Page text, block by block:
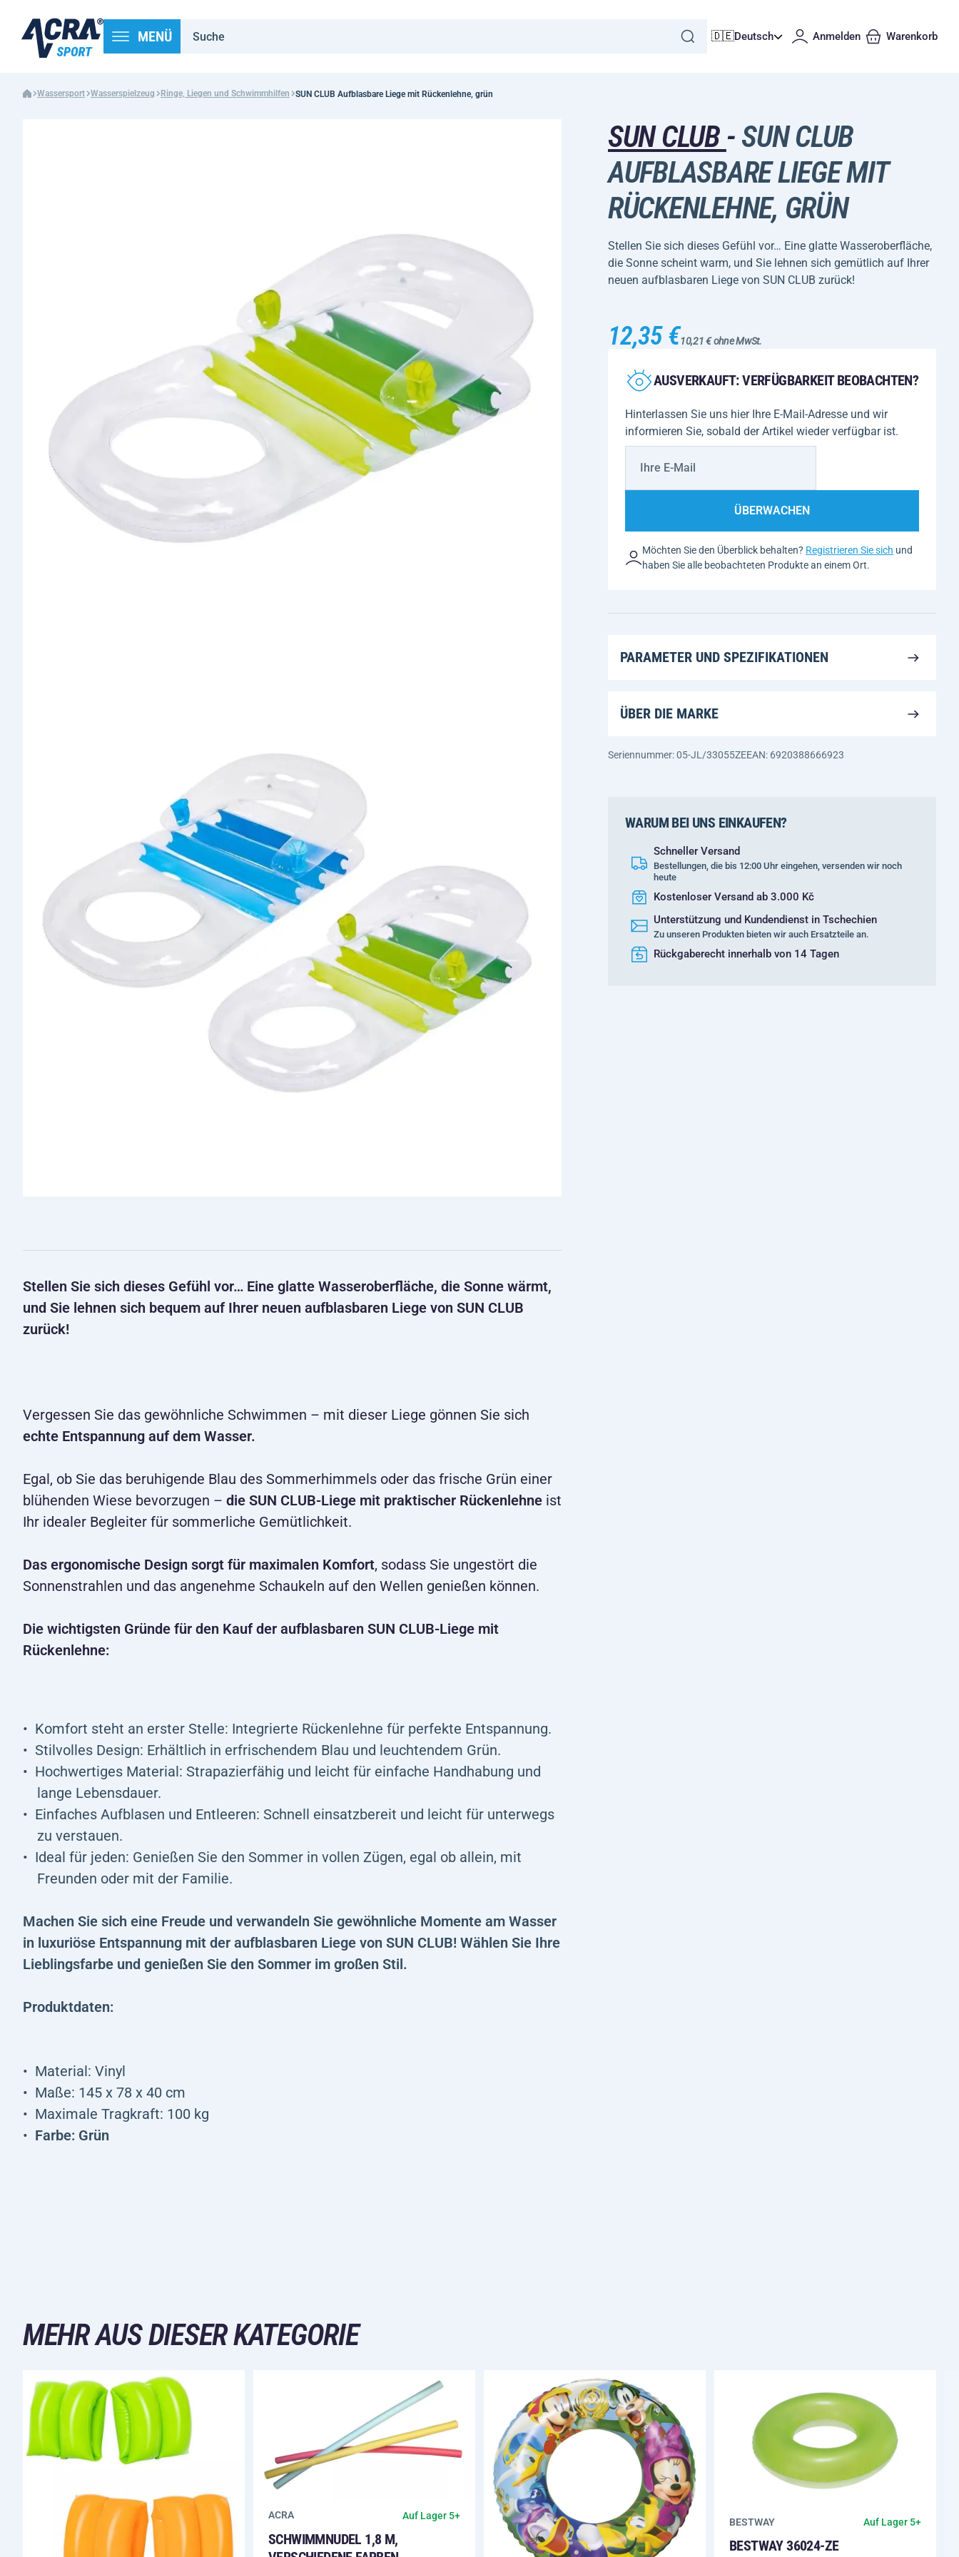
MENÜ 🇩🇪Deutsch Anmelden Warenkorb
Wassersport Wasserspielzeug Ringe, Liegen und Schwimmhilfen SUN CLUB Aufblasbare Liege mit Rückenlehne, grün
SUN CLUB - SUN CLUB
AUFBLASBARE LIEGE MIT
RÜCKENLEHNE, GRÜN
Stellen Sie sich dieses Gefühl vor… Eine glatte Wasseroberfläche,
die Sonne scheint warm, und Sie lehnen sich gemütlich auf Ihrer
neuen aufblasbaren Liege von SUN CLUB zurück!
12,35 €10,21 € ohne MwSt.
AUSVERKAUFT: VERFÜGBARKEIT BEOBACHTEN?
Hinterlassen Sie uns hier Ihre E-Mail-Adresse und wir
informieren Sie, sobald der Artikel wieder verfügbar ist.
ÜBERWACHEN
Möchten Sie den Überblick behalten? Registrieren Sie sich und
haben Sie alle beobachteten Produkte an einem Ort.
PARAMETER UND SPEZIFIKATIONEN
ÜBER DIE MARKE
Seriennummer: 05-JL/33055ZEEAN: 6920388666923
WARUM BEI UNS EINKAUFEN?
Schneller Versand
Bestellungen, die bis 12:00 Uhr eingehen, versenden wir noch
heute
Kostenloser Versand ab 3.000 Kč
Unterstützung und Kundendienst in Tschechien
Zu unseren Produkten bieten wir auch Ersatzteile an.
Rückgaberecht innerhalb von 14 Tagen
Stellen Sie sich dieses Gefühl vor… Eine glatte Wasseroberfläche, die Sonne wärmt,
und Sie lehnen sich bequem auf Ihrer neuen aufblasbaren Liege von SUN CLUB
zurück!
Vergessen Sie das gewöhnliche Schwimmen – mit dieser Liege gönnen Sie sich
echte Entspannung auf dem Wasser.
Egal, ob Sie das beruhigende Blau des Sommerhimmels oder das frische Grün einer
blühenden Wiese bevorzugen – die SUN CLUB-Liege mit praktischer Rückenlehne ist
Ihr idealer Begleiter für sommerliche Gemütlichkeit.
Das ergonomische Design sorgt für maximalen Komfort, sodass Sie ungestört die
Sonnenstrahlen und das angenehme Schaukeln auf den Wellen genießen können.
Die wichtigsten Gründe für den Kauf der aufblasbaren SUN CLUB-Liege mit
Rückenlehne:
Komfort steht an erster Stelle: Integrierte Rückenlehne für perfekte Entspannung.
Stilvolles Design: Erhältlich in erfrischendem Blau und leuchtendem Grün.
Hochwertiges Material: Strapazierfähig und leicht für einfache Handhabung und
lange Lebensdauer.
Einfaches Aufblasen und Entleeren: Schnell einsatzbereit und leicht für unterwegs
zu verstauen.
Ideal für jeden: Genießen Sie den Sommer in vollen Zügen, egal ob allein, mit
Freunden oder mit der Familie.
Machen Sie sich eine Freude und verwandeln Sie gewöhnliche Momente am Wasser
in luxuriöse Entspannung mit der aufblasbaren Liege von SUN CLUB! Wählen Sie Ihre
Lieblingsfarbe und genießen Sie den Sommer im großen Stil.
Produktdaten:
Material: Vinyl
Maße: 145 x 78 x 40 cm
Maximale Tragkraft: 100 kg
Farbe: Grün
MEHR AUS DIESER KATEGORIE
ACRA Auf Lager 5+
SCHWIMMNUDEL 1,8 M,
BESTWAY Auf Lager 5+
BESTWAY 36024-ZE